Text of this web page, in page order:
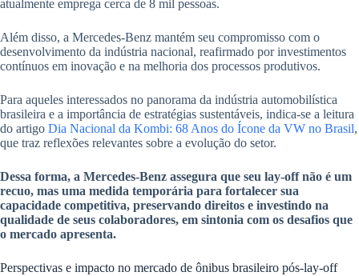
atualmente emprega cerca de 8 mil pessoas.
Além disso, a Mercedes-Benz mantém seu compromisso com o
desenvolvimento da indústria nacional, reafirmado por investimentos
contínuos em inovação e na melhoria dos processos produtivos.
Para aqueles interessados no panorama da indústria automobilística
brasileira e a importância de estratégias sustentáveis, indica-se a leitura
do artigo Dia Nacional da Kombi: 68 Anos do Ícone da VW no Brasil,
que traz reflexões relevantes sobre a evolução do setor.
Dessa forma, a Mercedes-Benz assegura que seu lay-off não é um
recuo, mas uma medida temporária para fortalecer sua
capacidade competitiva, preservando direitos e investindo na
qualidade de seus colaboradores, em sintonia com os desafios que
o mercado apresenta.
Perspectivas e impacto no mercado de ônibus brasileiro pós-lay-off